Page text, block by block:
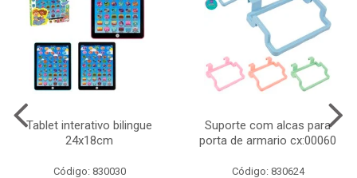
Tablet interativo bilingue
24x18cm
Código: 830030
Suporte com alcas para
porta de armario cx:00060
Código: 830624